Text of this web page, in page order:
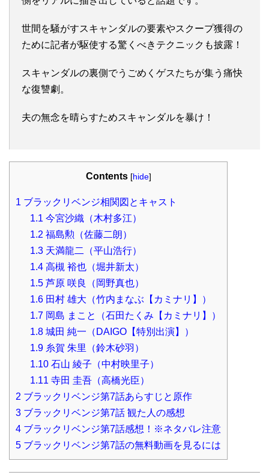
世間を騒がすスキャンダルの要素やスクープ獲得の
ために記者が駆使する驚くべきテクニックも披露！
スキャンダルの裏側でうごめくゲスたちが集う痛快
な復讐劇。
夫の無念を晴らすためスキャンダルを暴け！
Contents [hide]
1 ブラックリベンジ相関図とキャスト
1.1 今宮沙織（木村多江）
1.2 福島勲（佐藤二朗）
1.3 天満龍二（平山浩行）
1.4 高槻 裕也（堀井新太）
1.5 芦原 咲良（岡野真也）
1.6 田村 雄大（竹内まなぶ【カミナリ】）
1.7 岡島 まこと（石田たくみ【カミナリ】）
1.8 城田 純一（DAIGO【特別出演】）
1.9 糸賀 朱里（鈴木砂羽）
1.10 石山 綾子（中村映里子）
1.11 寺田 圭吾（高橋光臣）
2 ブラックリベンジ第7話あらすじと原作
3 ブラックリベンジ第7話 観た人の感想
4 ブラックリベンジ第7話感想！※ネタバレ注意
5 ブラックリベンジ第7話の無料動画を見るには